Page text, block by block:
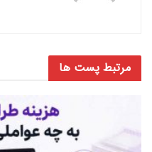
مرتبط پست ها